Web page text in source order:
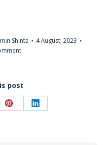
Shinta
4 August, 2023
post
Share Share